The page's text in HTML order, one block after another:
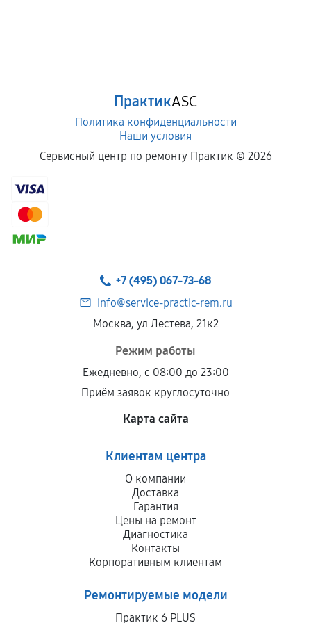
ПрактикASC
Политика конфиденциальности
Наши условия
Сервисный центр по ремонту Практик © 2026
+7 (495) 067-73-68
info@service-practic-rem.ru
Москва, ул Лестева, 21к2
Режим работы
Ежедневно, с 08:00 до 23:00
Приём заявок круглосуточно
Карта сайта
Клиентам центра
О компании
Доставка
Гарантия
Цены на ремонт
Диагностика
Контакты
Корпоративным клиентам
Ремонтируемые модели
Практик 6 PLUS